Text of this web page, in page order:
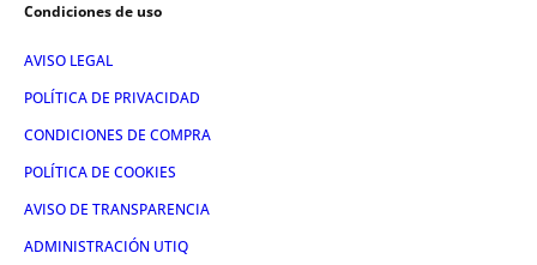
Condiciones de uso
AVISO LEGAL
POLÍTICA DE PRIVACIDAD
CONDICIONES DE COMPRA
POLÍTICA DE COOKIES
AVISO DE TRANSPARENCIA
ADMINISTRACIÓN UTIQ